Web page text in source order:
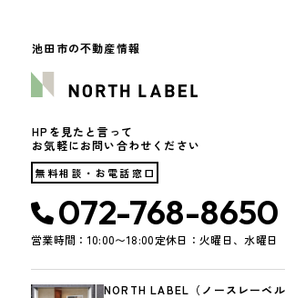
池田市の不動産情報
HPを見たと言って
お気軽にお問い合わせください
無料相談・お電話窓口
072-768-8650
営業時間：10:00〜18:00定休日：火曜日、水曜日
NORTH LABEL（ノースレーベル